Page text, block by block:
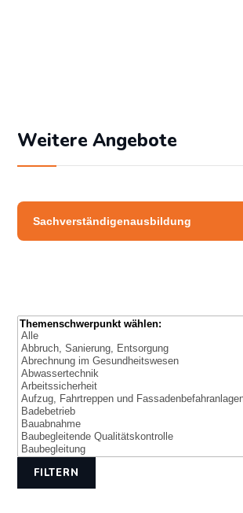
Weitere Angebote
Sachverständigenausbildung
FILTERN